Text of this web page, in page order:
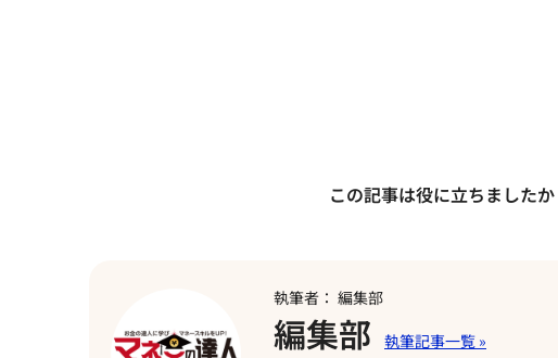
この記事は役に立ちましたか
執筆者： 編集部
編集部